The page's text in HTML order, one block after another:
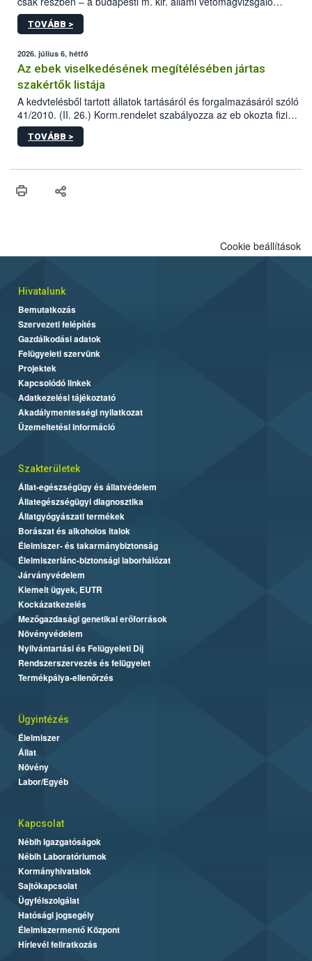
állomás a Kis Rókus utca 15. szám alatti, Czigler Győző által
tervezett új épületébe.
TOVÁBB >
2026. július 6, hétfő
Az ebek viselkedésének megítélésében jártas
szakértők listája
A kedvtelésből tartott állatok tartásáról és forgalmazásáról szóló
41/2010. (II. 26.) Korm.rendelet szabályozza az eb okozta fizikai
sérülés, illetve ennek veszélye keletkezésekor felmerülő
hatósági feladatokat, valamint a veszélyes eb tartását és annak
vonni az ebek viselkedésének megítélésében jártas szakértőt.
TOVÁBB >
Cookie beállítások
Hivatalunk
Bemutatkozás
Szervezeti felépítés
Gazdálkodási adatok
Felügyeleti szervünk
Projektek
Kapcsolódó linkek
Adatkezelési tájékoztató
Akadálymentességi nyilatkozat
Üzemeltetési információ
Szakterületek
Állat-egészségügy és állatvédelem
Állategészségügyi diagnosztika
Állatgyógyászati termékek
Borászat és alkoholos italok
Élelmiszer- és takarmánybiztonság
Élelmiszerlánc-biztonsági laborhálózat
Járványvédelem
Kiemelt ügyek, EUTR
Kockázatkezelés
Mezőgazdasági genetikai erőforrások
Növényvédelem
Nyilvántartási és Felügyeleti Díj
Rendszerszervezés és felügyelet
Termékpálya-ellenőrzés
Ügyintézés
Élelmiszer
Állat
Növény
Labor/Egyéb
Kapcsolat
Nébih Igazgatóságok
Nébih Laboratóriumok
Kormányhivatalok
Sajtókapcsolat
Ügyfélszolgálat
Hatósági jogsegély
Élelmiszermentő Központ
Hírlevél feliratkozás